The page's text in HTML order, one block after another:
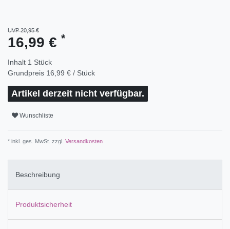
UVP 20,95 €
16,99 € *
Inhalt 1 Stück
Grundpreis 16,99 € / Stück
Artikel derzeit nicht verfügbar.
Wunschliste
* inkl. ges. MwSt. zzgl. Versandkosten
Beschreibung
Produktsicherheit